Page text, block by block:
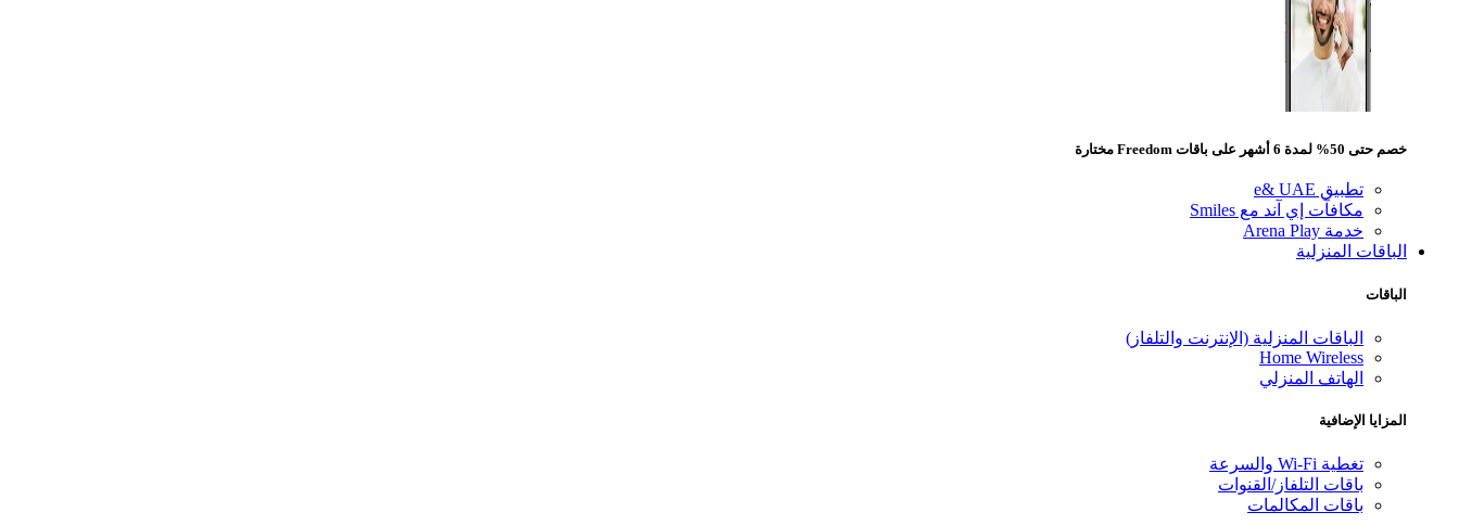
خصم حتى 50% لمدة 6 أشهر على باقات Freedom مختارة
تطبيق e& UAE
مكافآت إي آند مع Smiles
خدمة Arena Play
الباقات المنزلية
الباقات
الباقات المنزلية (الإنترنت والتلفاز)
Home Wireless
الهاتف المنزلي
المزايا الإضافية
تغطية Wi-Fi والسرعة
باقات التلفاز/القنوات
باقات المكالمات